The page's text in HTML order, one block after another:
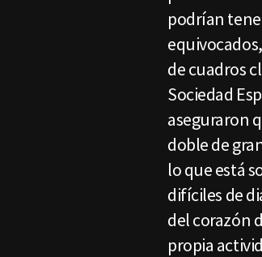
podrían
de cuadros
Sociedad
aseguraron
doble de
lo que está
difíciles de
del corazón
propia